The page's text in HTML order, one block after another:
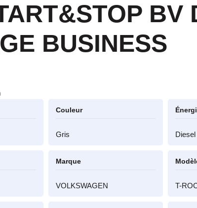
BV
BUSINESS
Couleur
Gris Diesel
Marque
VOLKSWAGEN T-